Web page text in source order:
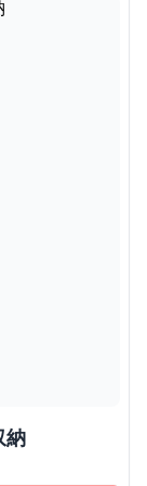
納